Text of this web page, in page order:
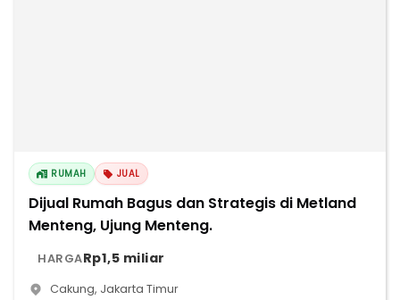
RUMAH JUAL
Dijual Rumah Bagus dan Strategis di Metland
Menteng, Ujung Menteng.
HARGARp1,5 miliar
Cakung, Jakarta Timur